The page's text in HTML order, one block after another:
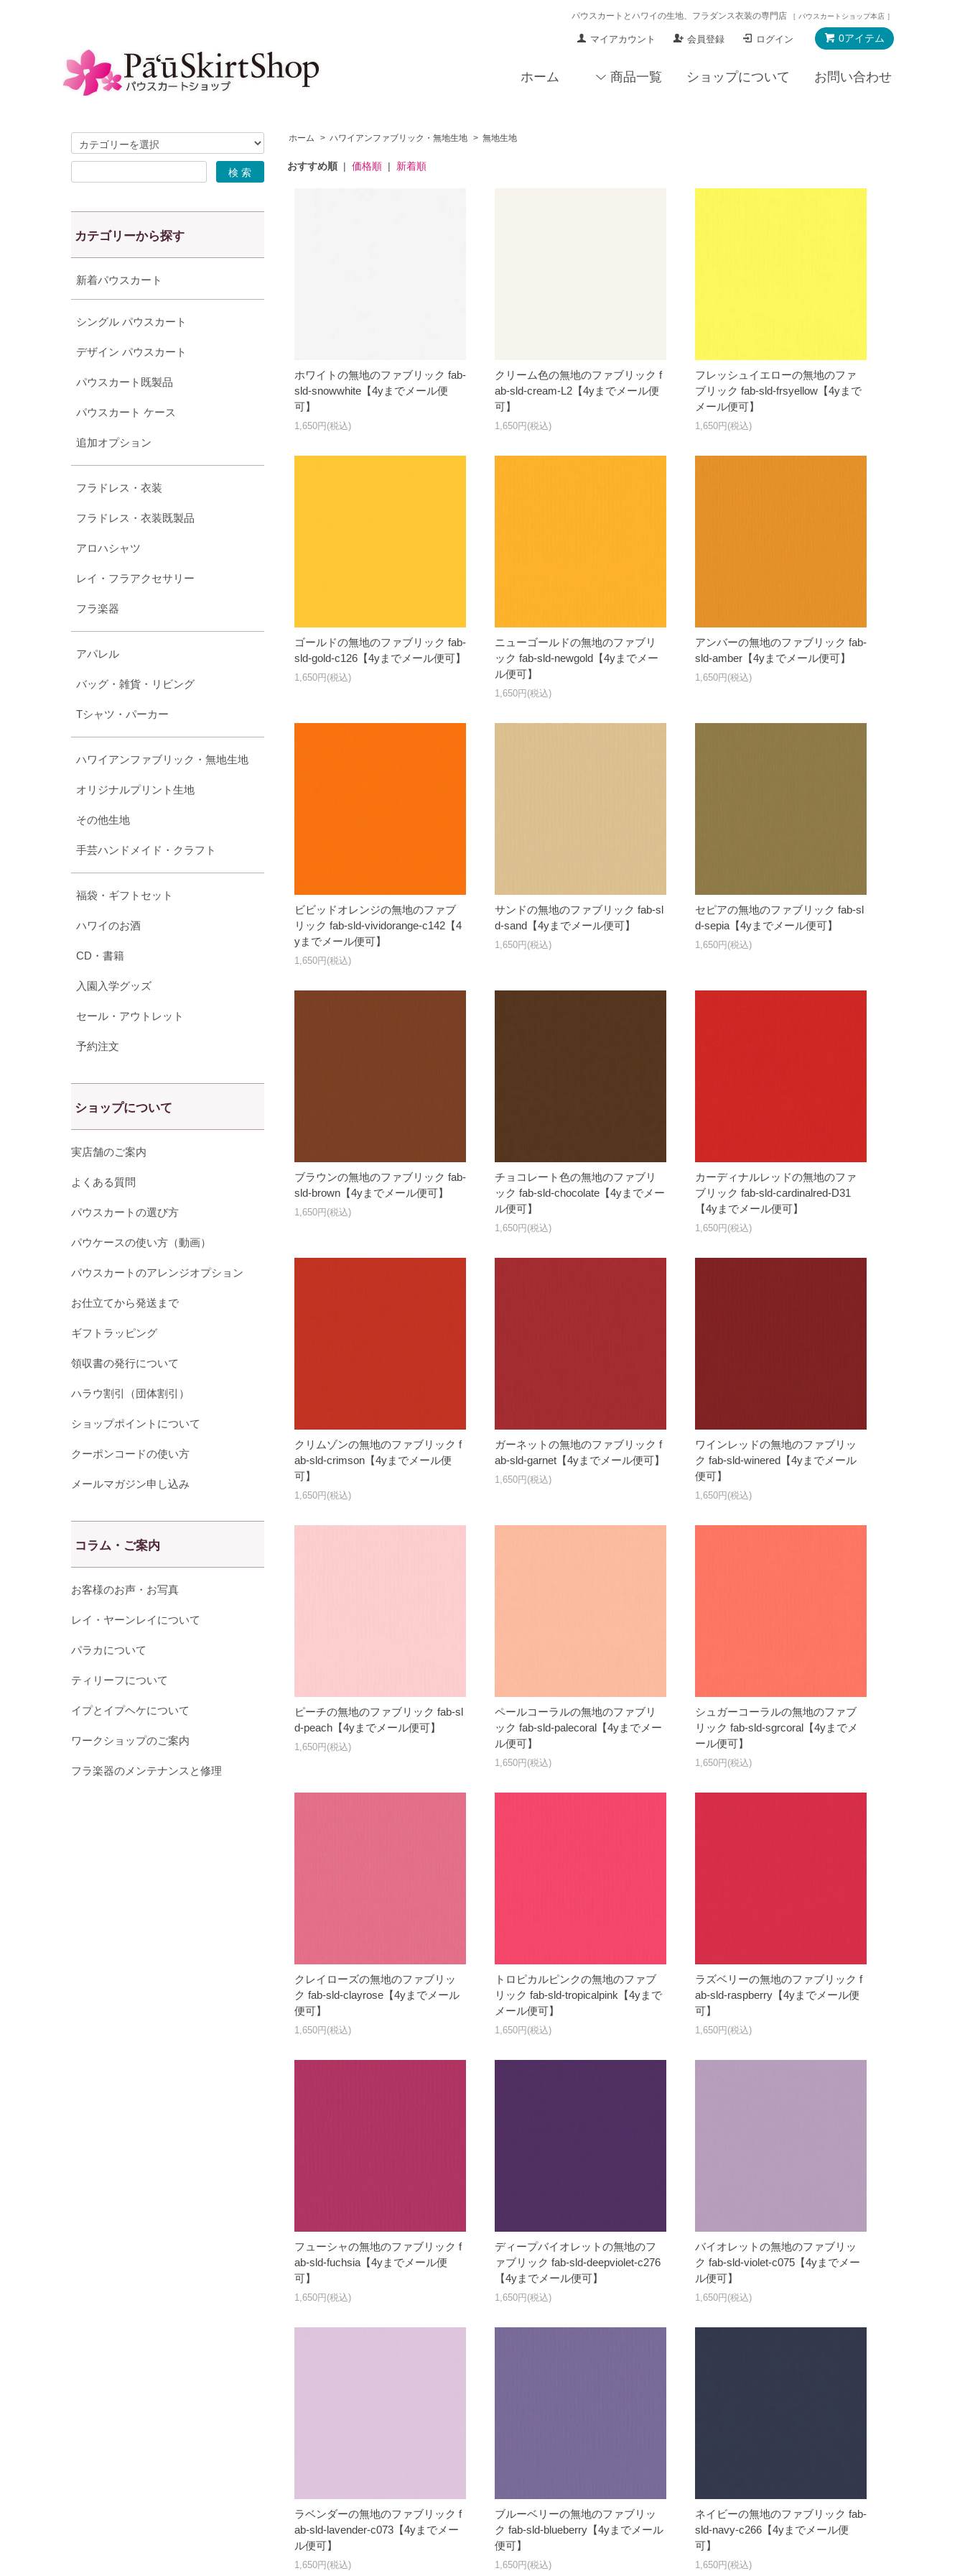
パウスカートとハワイの生地、フラダンス衣装の専門店 ［ パウスカートショップ本店 ］
0アイテム
マイアカウント 会員登録 ログイン
ホーム 商品一覧 ショップについて お問い合わせ
ホーム > ハワイアンファブリック・無地生地 > 無地生地
おすすめ順| 価格順| 新着順
ホワイトの無地のファブリック fab-
sld-snowwhite【4yまでメール便
可】
1,650円(税込)
クリーム色の無地のファブリック f
ab-sld-cream-L2【4yまでメール便
可】
1,650円(税込)
フレッシュイエローの無地のファ
ブリック fab-sld-frsyellow【4yまで
メール便可】
1,650円(税込)
ゴールドの無地のファブリック fab-
sld-gold-c126【4yまでメール便可】
1,650円(税込)
ニューゴールドの無地のファブリ
ック fab-sld-newgold【4yまでメー
ル便可】
1,650円(税込)
アンバーの無地のファブリック fab-
sld-amber【4yまでメール便可】
1,650円(税込)
ビビッドオレンジの無地のファブ
リック fab-sld-vividorange-c142【4
yまでメール便可】
1,650円(税込)
サンドの無地のファブリック fab-sl
d-sand【4yまでメール便可】
1,650円(税込)
セピアの無地のファブリック fab-sl
d-sepia【4yまでメール便可】
1,650円(税込)
ブラウンの無地のファブリック fab-
sld-brown【4yまでメール便可】
1,650円(税込)
チョコレート色の無地のファブリ
ック fab-sld-chocolate【4yまでメー
ル便可】
1,650円(税込)
カーディナルレッドの無地のファ
ブリック fab-sld-cardinalred-D31
【4yまでメール便可】
1,650円(税込)
クリムゾンの無地のファブリック f
ab-sld-crimson【4yまでメール便
可】
1,650円(税込)
ガーネットの無地のファブリック f
ab-sld-garnet【4yまでメール便可】
1,650円(税込)
ワインレッドの無地のファブリッ
ク fab-sld-winered【4yまでメール
便可】
1,650円(税込)
ピーチの無地のファブリック fab-sl
d-peach【4yまでメール便可】
1,650円(税込)
ペールコーラルの無地のファブリ
ック fab-sld-palecoral【4yまでメー
ル便可】
1,650円(税込)
シュガーコーラルの無地のファブ
リック fab-sld-sgrcoral【4yまでメ
ール便可】
1,650円(税込)
クレイローズの無地のファブリッ
ク fab-sld-clayrose【4yまでメール
便可】
1,650円(税込)
トロピカルピンクの無地のファブ
リック fab-sld-tropicalpink【4yまで
メール便可】
1,650円(税込)
ラズベリーの無地のファブリック f
ab-sld-raspberry【4yまでメール便
可】
1,650円(税込)
フューシャの無地のファブリック f
ab-sld-fuchsia【4yまでメール便
可】
1,650円(税込)
ディープバイオレットの無地のフ
ァブリック fab-sld-deepviolet-c276
【4yまでメール便可】
1,650円(税込)
バイオレットの無地のファブリッ
ク fab-sld-violet-c075【4yまでメー
ル便可】
1,650円(税込)
ラベンダーの無地のファブリック f
ab-sld-lavender-c073【4yまでメー
ル便可】
1,650円(税込)
ブルーベリーの無地のファブリッ
ク fab-sld-blueberry【4yまでメール
便可】
1,650円(税込)
ネイビーの無地のファブリック fab-
sld-navy-c266【4yまでメール便
可】
1,650円(税込)
カテゴリーから探す
新着パウスカート
シングル パウスカート
デザイン パウスカート
パウスカート既製品
パウスカート ケース
追加オプション
フラドレス・衣装
フラドレス・衣装既製品
アロハシャツ
レイ・フラアクセサリー
フラ楽器
アパレル
バッグ・雑貨・リビング
Tシャツ・パーカー
ハワイアンファブリック・無地生地
オリジナルプリント生地
その他生地
手芸ハンドメイド・クラフト
福袋・ギフトセット
ハワイのお酒
CD・書籍
入園入学グッズ
セール・アウトレット
予約注文
ショップについて
実店舗のご案内
よくある質問
パウスカートの選び方
パウケースの使い方（動画）
パウスカートのアレンジオプション
お仕立てから発送まで
ギフトラッピング
領収書の発行について
ハラウ割引（団体割引）
ショップポイントについて
クーポンコードの使い方
メールマガジン申し込み
コラム・ご案内
お客様のお声・お写真
レイ・ヤーンレイについて
パラカについて
ティリーフについて
イプとイプヘケについて
ワークショップのご案内
フラ楽器のメンテナンスと修理